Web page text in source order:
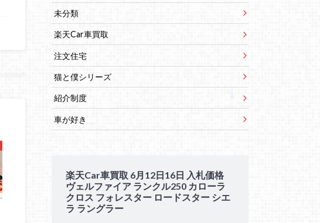
未分類
楽天Car車買取
注文住宅
猫と僕シリーズ
紹介制度
車が好き
楽天Car車買取 6月12日16日 入札価格
ヴェルファイア ランクル250 カローラ
クロス フォレスター ロードスター シエ
ラ ラングラー